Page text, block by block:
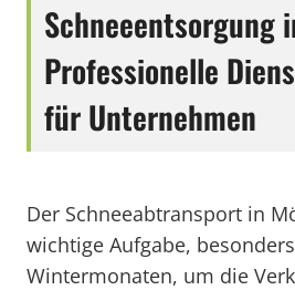
Schneeentsorgung
Professionelle
für Unternehmen
Der Schneeabtransport in
wichtige Aufgabe,
Wintermonaten, um die